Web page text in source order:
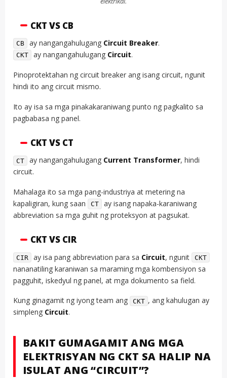
CKT VS CB
CB ay nangangahulugang Circuit Breaker.
CKT ay nangangahulugang Circuit.
Pinoprotektahan ng circuit breaker ang isang circuit, ngunit
hindi ito ang circuit mismo.
Ito ay isa sa mga pinakakaraniwang punto ng pagkalito sa
pagbabasa ng panel.
CKT VS CT
CT ay nangangahulugang Current Transformer, hindi
circuit.
Mahalaga ito sa mga pang-industriya at metering na
kapaligiran, kung saan
CT
ay isang napaka-karaniwang
abbreviation sa mga guhit ng proteksyon at pagsukat.
CKT VS CIR
CIR ay isa pang abbreviation para sa Circuit, ngunit CKT
nananatiling karaniwan sa maraming mga kombensiyon sa
pagguhit, iskedyul ng panel, at mga dokumento sa field.
Kung ginagamit ng iyong team ang CKT , ang kahulugan ay
simpleng Circuit.
BAKIT GUMAGAMIT ANG MGA
ELEKTRISYAN NG CKT SA HALIP NA
ISULAT ANG “CIRCUIT”?